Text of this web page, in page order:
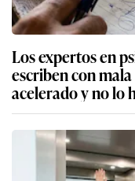
Los expertos en
escriben con
acelerado y no lo